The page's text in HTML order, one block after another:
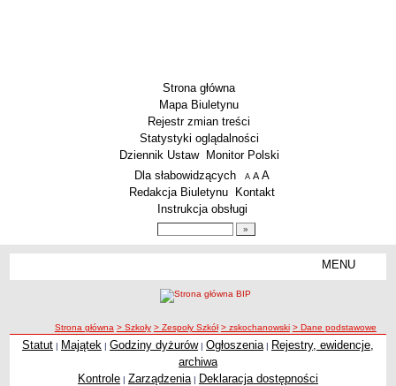
Strona główna
Mapa Biuletynu
Rejestr zmian treści
Statystyki oglądalności
Dziennik Ustaw
Monitor Polski
Menu dodatkowe
Dla słabowidzących A pomniejsz czcionkę
A standardowy rozmiar czcionki
A
Redakcja Biuletynu
Kontakt
Instrukcja obsługi
MENU
Licea
Zespoły Szkół
Techniczne Zakłady Naukowe
ścieżka nawigacji
Strona główna > Szkoły > Zespoły Szkół > zskochanowski > Dane podstawowe
Statut | Majątek | Godziny dyżurów| Ogłoszenia | Rejestry, ewidencje,
archiwa
Kontrole | Zarządzenia | Deklaracja dostępności